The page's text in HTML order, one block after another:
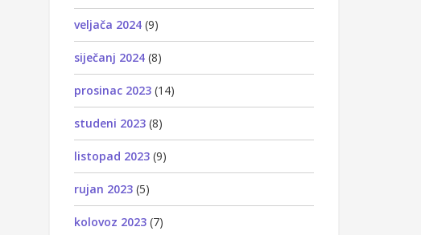
veljača 2024 (9)
siječanj 2024 (8)
prosinac 2023 (14)
studeni 2023 (8)
listopad 2023 (9)
rujan 2023 (5)
kolovoz 2023 (7)